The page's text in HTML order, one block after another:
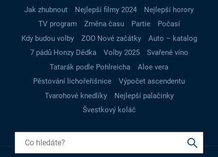
Jak zhubnout Nejlepší filmy 2024
Nejlepší horory
TV program
Změna času Partie
Počasí
Kdy budou volby
ZOO Nové začátky
Auto – katalog
7 pádů Honzy Dědka
Volby 2025
Svařené víno
Tatarák podle Pohlreicha
Aloe vera
Pěstování lichořeřišnice
Výpočet ascendentu
Tvarohové knedlíky
Nejlepší palačinky
Švestkový koláč